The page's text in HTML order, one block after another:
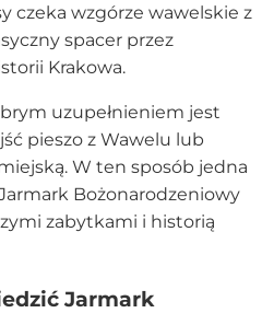
czeka wzgórze wawelskie z
spacer przez
Krakowa.
uzupełnieniem jest
pieszo z Wawelu lub
W ten sposób jedna
Bożonarodzeniowy
zabytkami i historią
Jarmark